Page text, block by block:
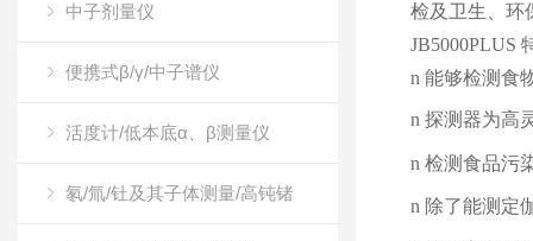
中子剂量仪
便携式β/γ/中子谱仪
活度计/低本底α、β测量仪
氡/氚/钍及其子体测量/高钝锗
检及卫生、环
JB5000PLUS
n 能够检测食
n 探测器为高
n 检测食品污
n 除了能测定